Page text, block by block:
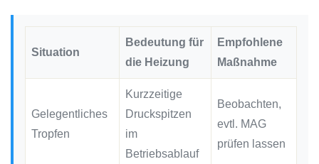
Situation
Bedeutung für
die Heizung
Empfohlene
Maßnahme
Gelegentliches
Tropfen
Kurzzeitige
Druckspitzen
im
Betriebsablauf
Beobachten,
evtl. MAG
prüfen lassen